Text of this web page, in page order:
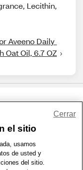
Lecithin,
Aveeno Daily
Oat Oil, 6.7 OZ
de Uso | Accesibilidad
| Mapa del sitio
CVS.com
el sitio
usamos
de usted y
del sitio.
Cerrar